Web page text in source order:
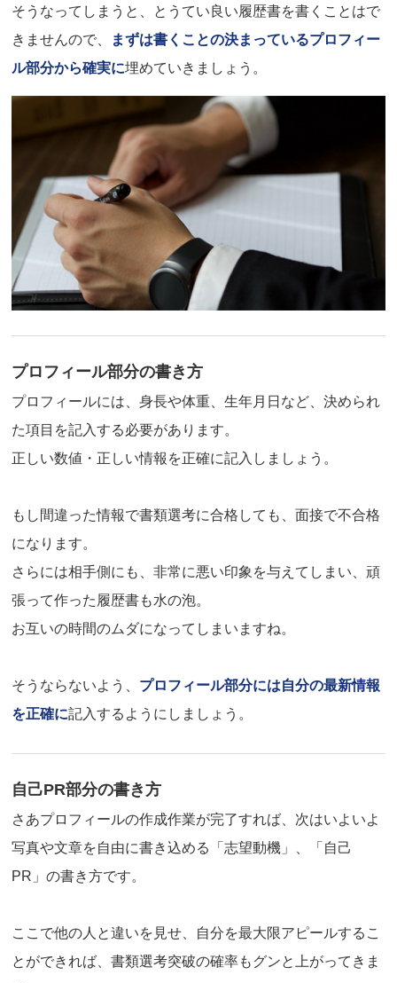
そうなってしまうと、とうてい良い履歴書を書くことはで
きませんので、
まずは書くことの決まっているプロフィー
ル部分から確実に埋めていきましょう。
プロフィール部分の書き方
プロフィールには、身長や体重、生年月日など、決められ
た項目を記入する必要があります。
正しい数値・正しい情報を正確に記入しましょう。
もし間違った情報で書類選考に合格しても、面接で不合格
になります。
さらには相手側にも、非常に悪い印象を与えてしまい、頑
張って作った履歴書も水の泡。
お互いの時間のムダになってしまいますね。
そうならないよう、 プロフィール部分には自分の最新情報
を正確に記入するようにしましょう。
自己PR部分の書き方
さあプロフィールの作成作業が完了すれば、次はいよいよ
写真や文章を自由に書き込める「志望動機」、「自己
PR」の書き方です。
ここで他の人と違いを見せ、自分を最大限アピールするこ
とができれば、書類選考突破の確率もグンと上がってきま